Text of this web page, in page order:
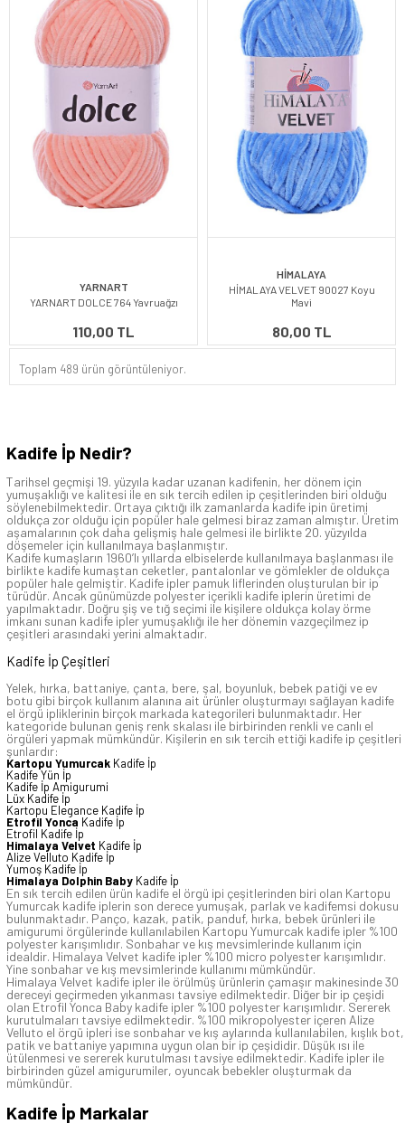
YARNART
YARNART DOLCE 764 Yavruağzı
110,00 TL
HİMALAYA
HİMALAYA VELVET 90027 Koyu
Mavi
80,00 TL
Toplam 489 ürün görüntüleniyor.
Kadife İp Nedir?
Tarihsel geçmişi 19. yüzyıla kadar uzanan kadifenin, her dönem için
yumuşaklığı ve kalitesi ile en sık tercih edilen ip çeşitlerinden biri olduğu
söylenebilmektedir. Ortaya çıktığı ilk zamanlarda kadife ipin üretimi
oldukça zor olduğu için popüler hale gelmesi biraz zaman almıştır. Üretim
aşamalarının çok daha gelişmiş hale gelmesi ile birlikte 20. yüzyılda
döşemeler için kullanılmaya başlanmıştır.
Kadife kumaşların 1960’lı yıllarda elbiselerde kullanılmaya başlanması ile
birlikte kadife kumaştan ceketler, pantalonlar ve gömlekler de oldukça
popüler hale gelmiştir. Kadife ipler pamuk liflerinden oluşturulan bir ip
türüdür. Ancak günümüzde polyester içerikli kadife iplerin üretimi de
yapılmaktadır. Doğru şiş ve tığ seçimi ile kişilere oldukça kolay örme
imkanı sunan kadife ipler yumuşaklığı ile her dönemin vazgeçilmez ip
çeşitleri arasındaki yerini almaktadır.
Kadife İp Çeşitleri
Yelek, hırka, battaniye, çanta, bere, şal, boyunluk, bebek patiği ve ev
botu gibi birçok kullanım alanına ait ürünler oluşturmayı sağlayan kadife
el örgü ipliklerinin birçok markada kategorileri bulunmaktadır. Her
kategoride bulunan geniş renk skalası ile birbirinden renkli ve canlı el
örgüleri yapmak mümkündür. Kişilerin en sık tercih ettiği kadife ip çeşitleri
şunlardır:
Kartopu Yumurcak Kadife İp
Kadife Yün İp
Kadife İp Amigurumi
Lüx Kadife İp
Kartopu Elegance Kadife İp
Etrofil Yonca Kadife İp
Etrofil Kadife İp
Himalaya Velvet Kadife İp
Alize Velluto Kadife İp
Yumoş Kadife İp
Himalaya Dolphin Baby Kadife İp
En sık tercih edilen ürün kadife el örgü ipi çeşitlerinden biri olan Kartopu
Yumurcak kadife iplerin son derece yumuşak, parlak ve kadifemsi dokusu
bulunmaktadır. Panço, kazak, patik, panduf, hırka, bebek ürünleri ile
amigurumi örgülerinde kullanılabilen Kartopu Yumurcak kadife ipler %100
polyester karışımlıdır. Sonbahar ve kış mevsimlerinde kullanım için
idealdir. Himalaya Velvet kadife ipler %100 micro polyester karışımlıdır.
Yine sonbahar ve kış mevsimlerinde kullanımı mümkündür.
Himalaya Velvet kadife ipler ile örülmüş ürünlerin çamaşır makinesinde 30
dereceyi geçirmeden yıkanması tavsiye edilmektedir. Diğer bir ip çeşidi
olan Etrofil Yonca Baby kadife ipler %100 polyester karışımlıdır. Sererek
kurutulmaları tavsiye edilmektedir. %100 mikropolyester içeren Alize
Velluto el örgü ipleri ise sonbahar ve kış aylarında kullanılabilen, kışlık bot,
patik ve battaniye yapımına uygun olan bir ip çeşididir. Düşük ısı ile
ütülenmesi ve sererek kurutulması tavsiye edilmektedir. Kadife ipler ile
birbirinden güzel amigurumiler, oyuncak bebekler oluşturmak da
mümkündür.
Kadife İp Markalar